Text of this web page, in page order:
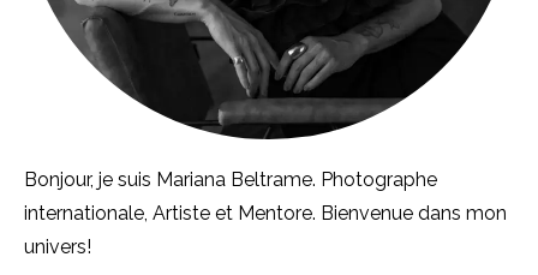
Bonjour, je suis Mariana Beltrame. Photographe
internationale, Artiste et Mentore. Bienvenue dans mon
univers!